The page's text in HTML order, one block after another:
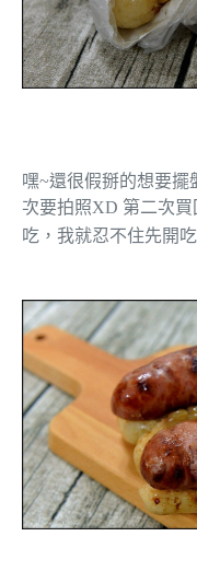
嘿~還很假掰的想要擺
次要拍照XD 第二次
吃，我就忍不住先開